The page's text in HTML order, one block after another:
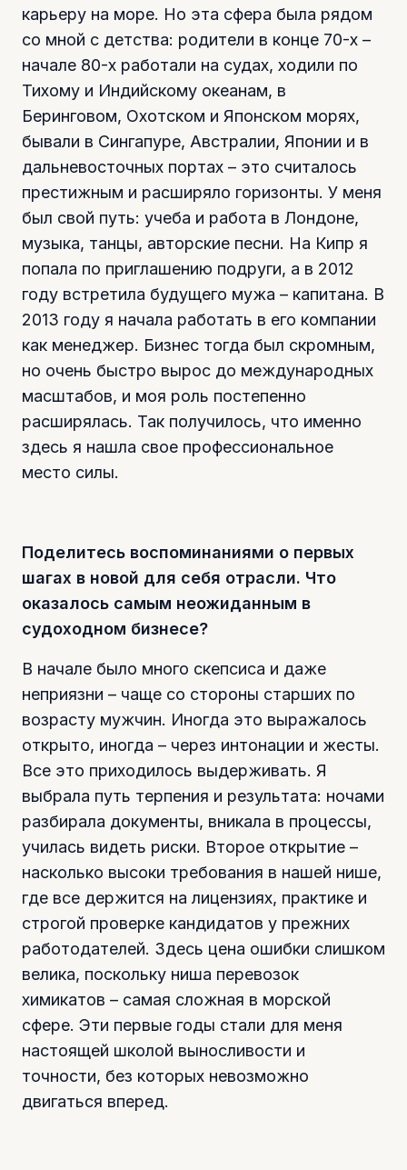
карьеру на море. Но эта сфера была рядом
со мной с детства: родители в конце 70-х –
начале 80-х работали на судах, ходили по
Тихому и Индийскому океанам, в
Беринговом, Охотском и Японском морях,
бывали в Сингапуре, Австралии, Японии и в
дальневосточных портах – это считалось
престижным и расширяло горизонты. У меня
был свой путь: учеба и работа в Лондоне,
музыка, танцы, авторские песни. На Кипр я
попала по приглашению подруги, а в 2012
году встретила будущего мужа – капитана. В
2013 году я начала работать в его компании
как менеджер. Бизнес тогда был скромным,
но очень быстро вырос до международных
масштабов, и моя роль постепенно
расширялась. Так получилось, что именно
здесь я нашла свое профессиональное
место силы.
Поделитесь воспоминаниями о первых
шагах в новой для себя отрасли. Что
оказалось самым неожиданным в
судоходном бизнесе?
В начале было много скепсиса и даже
неприязни – чаще со стороны старших по
возрасту мужчин. Иногда это выражалось
открыто, иногда – через интонации и жесты.
Все это приходилось выдерживать. Я
выбрала путь терпения и результата: ночами
разбирала документы, вникала в процессы,
училась видеть риски. Второе открытие –
насколько высоки требования в нашей нише,
где все держится на лицензиях, практике и
строгой проверке кандидатов у прежних
работодателей. Здесь цена ошибки слишком
велика, поскольку ниша перевозок
химикатов – самая сложная в морской
сфере. Эти первые годы стали для меня
настоящей школой выносливости и
точности, без которых невозможно
двигаться вперед.